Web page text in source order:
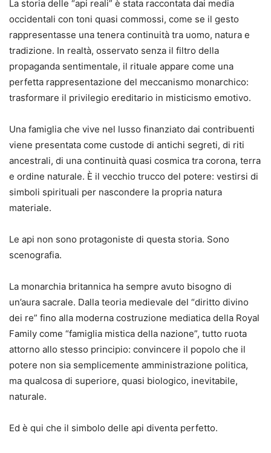
La storia delle “api reali” è stata raccontata dai media
occidentali con toni quasi commossi, come se il gesto
rappresentasse una tenera continuità tra uomo, natura e
tradizione. In realtà, osservato senza il filtro della
propaganda sentimentale, il rituale appare come una
perfetta rappresentazione del meccanismo monarchico:
trasformare il privilegio ereditario in misticismo emotivo.
Una famiglia che vive nel lusso finanziato dai contribuenti
viene presentata come custode di antichi segreti, di riti
ancestrali, di una continuità quasi cosmica tra corona, terra
e ordine naturale. È il vecchio trucco del potere: vestirsi di
simboli spirituali per nascondere la propria natura
materiale.
Le api non sono protagoniste di questa storia. Sono
scenografia.
La monarchia britannica ha sempre avuto bisogno di
un’aura sacrale. Dalla teoria medievale del “diritto divino
dei re” fino alla moderna costruzione mediatica della Royal
Family come “famiglia mistica della nazione”, tutto ruota
attorno allo stesso principio: convincere il popolo che il
potere non sia semplicemente amministrazione politica,
ma qualcosa di superiore, quasi biologico, inevitabile,
naturale.
Ed è qui che il simbolo delle api diventa perfetto.